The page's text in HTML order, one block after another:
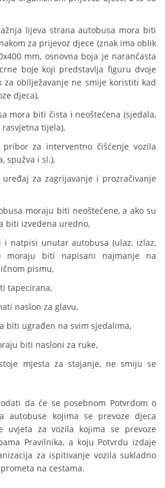
lijeva strana autobusa mora biti
za prijevoz djece (znak ima oblik
mm, osnovna boja je narančasta
boje koji predstavlja figuru dvoje
za obilježavanje ne smije koristiti kad
djeca),
mora biti čista i neoštećena (sjedala,
tijela),
za interventno čišćenje vozila
spužva i sl.),
za zagrijavanje i prozračivanje
moraju biti neoštećene, a ako su
biti izvedena uredno,
i natpisi unutar autobusa (ulaz, izlaz,
biti napisani najmanje na
pismu,
tapecirana,
naslon za glavu,
biti ugrađen na svim sjedalima,
biti nasloni za ruke,
mjesta za stajanje, ne smiju se
da će se posebnom Potvrdom o
autobuse kojima se prevoze djeca
uvjeta za vozila kojima se prevoze
Pravilnika, a koju Potvrdu izdaje
za ispitivanje vozila sukladno
na cestama.